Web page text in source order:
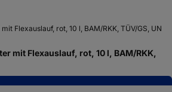
mit Flexauslauf, rot, 10 l, BAM/RKK,